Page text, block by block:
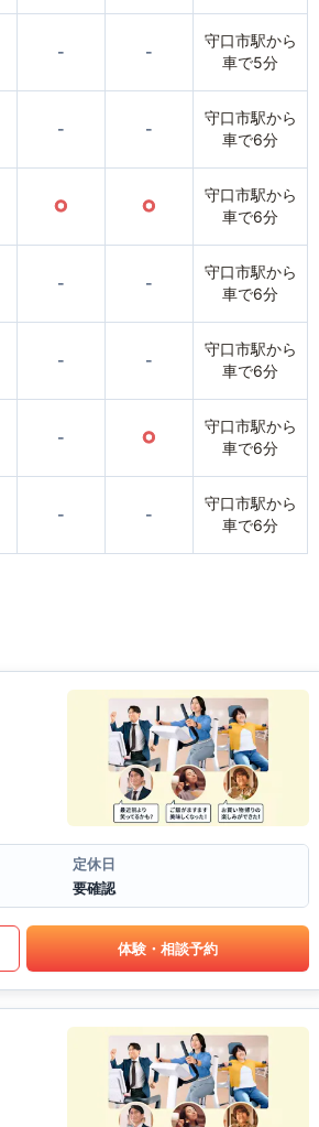
- -
守口市駅から
車で5分
- -
守口市駅から
車で6分
○ ○
守口市駅から
車で6分
- -
守口市駅から
車で6分
- -
守口市駅から
車で6分
- ○
守口市駅から
車で6分
- -
守口市駅から
車で6分
定休日
要確認
体験・相談予約